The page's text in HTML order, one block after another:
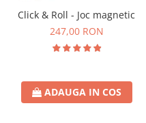
Click & Roll - Joc magnetic
247,00 RON
ADAUGA IN COS